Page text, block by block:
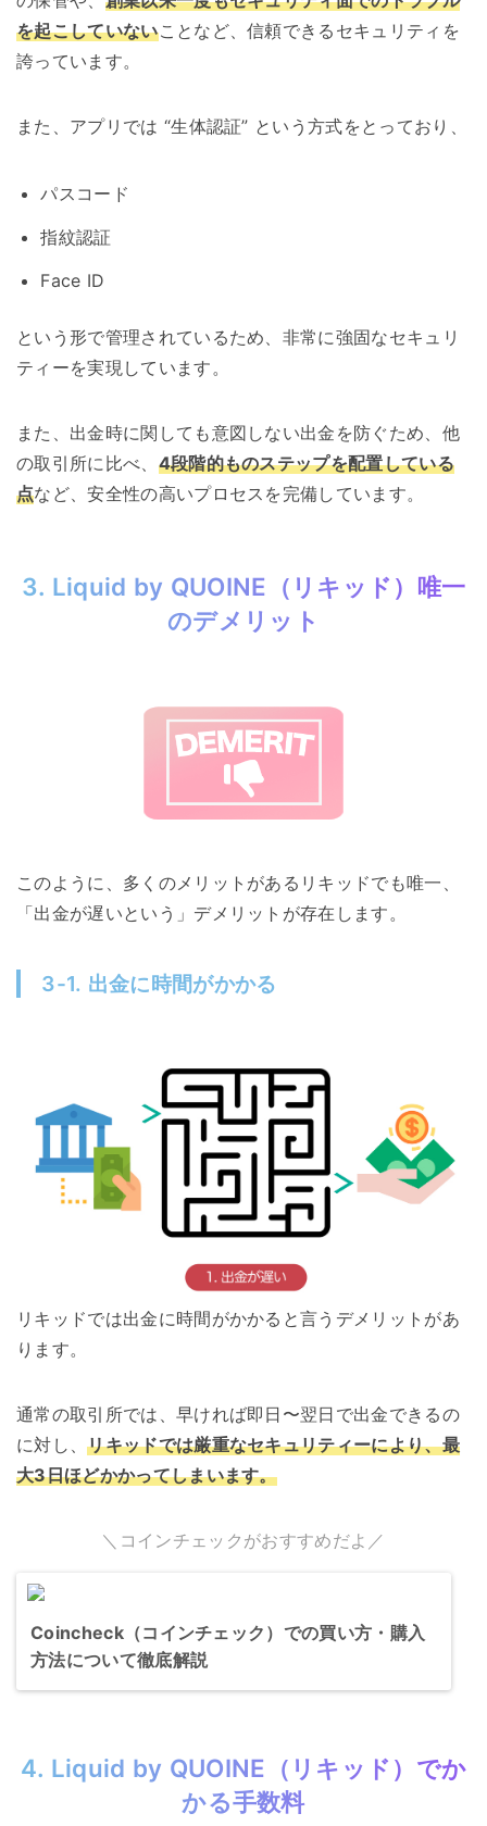
を起こしていないことなど、信頼できるセキュリティを
誇っています。
また、アプリでは “生体認証” という方式をとっており、
パスコード
指紋認証
Face ID
という形で管理されているため、非常に強固なセキュリ
ティーを実現しています。
また、出金時に関しても意図しない出金を防ぐため、他
の取引所に比べ、 4段階的ものステップを配置している
点など、安全性の高いプロセスを完備しています。
3. Liquid by QUOINE（リキッド）唯一
のデメリット
このように、多くのメリットがあるリキッドでも唯一、
「出金が遅いという」デメリットが存在します。
3-1. 出金に時間がかかる
リキッドでは出金に時間がかかると言うデメリットがあ
ります。
通常の取引所では、早ければ即日〜翌日で出金できるの
に対し、リキッドでは厳重なセキュリティーにより、最
大3日ほどかかってしまいます。
＼コインチェックがおすすめだよ／
Coincheck（コインチェック）での買い方・購入
方法について徹底解説
4. Liquid by QUOINE（リキッド）でか
かる手数料